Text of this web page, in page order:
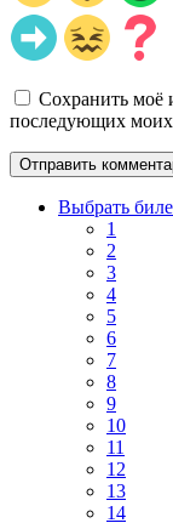
Сохранить моё
последующих
Выбрать
1
2
3
4
5
6
7
8
9
10
11
12
13
14